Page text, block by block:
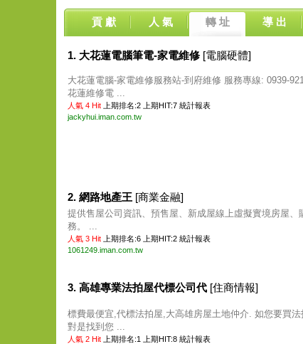
貢 獻 人 氣 轉 址 導 出
1. 大花蓮電腦筆電-家電維修 [電腦硬體]
大花蓮電腦-家電維修服務站-到府維修 服務專線: 0939-
花蓮維修電 ...
人氣 4 Hit 上期排名:2 上期HIT:7 統計報表
jackyhui.iman.com.tw
2. 網路地產王 [商業金融]
提供售屋公司資訊、預售屋、新成屋線上虛擬實境房屋、
務。 ...
人氣 3 Hit 上期排名:6 上期HIT:2 統計報表
1061249.iman.com.tw
3. 高雄專業法拍屋代標公司代 [住商情報]
標費最便宜,代標法拍屋,大高雄房屋土地仲介. 如您要買
對是找到您 ...
人氣 2 Hit 上期排名:1 上期HIT:8 統計報表